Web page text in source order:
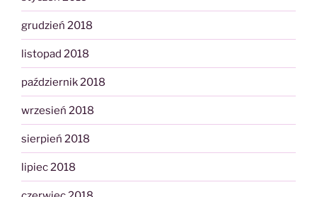
grudzień 2018
listopad 2018
październik 2018
wrzesień 2018
sierpień 2018
lipiec 2018